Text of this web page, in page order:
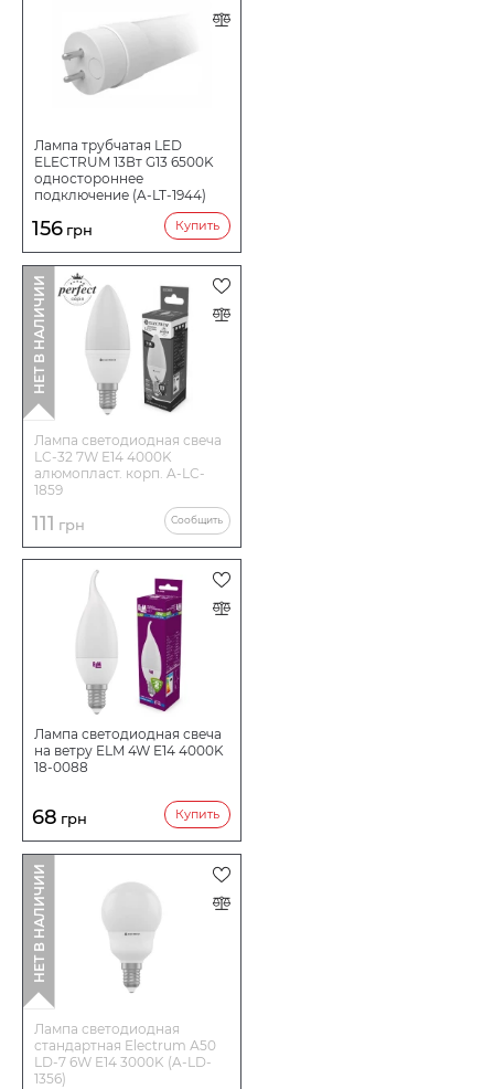
Лампа трубчатая LED
ELECTRUM 13Вт G13 6500K
одностороннее
подключение (A-LT-1944)
156 грн Купить
Лампа светодиодная свеча
LC-32 7W E14 4000K
алюмопласт. корп. A-LC-
1859
111 грн Сообщить
НЕТ В НАЛИЧИИ
Лампа светодиодная свеча
на ветру ELM 4W E14 4000K
18-0088
68 грн Купить
Лампа светодиодная
стандартная Electrum А50
LD-7 6W E14 3000K (A-LD-
1356)
НЕТ В НАЛИЧИИ